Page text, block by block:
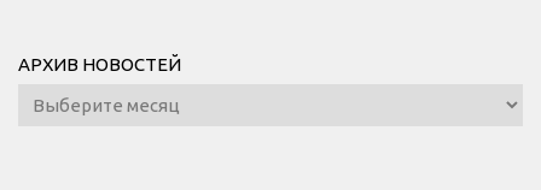
АРХИВ НОВОСТЕЙ
Архив
новостей